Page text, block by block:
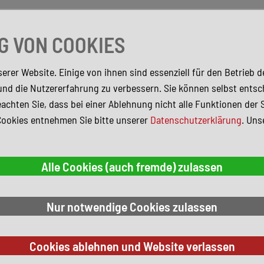
in Höhe von 500€ sichern
VON COOKIES
Website. Einige von ihnen sind essenziell für den Betrieb
die Nutzererfahrung zu verbessern. Sie können selbst
Sie, dass bei einer Ablehnung nicht alle Funktionen der
entnehmen Sie bitte unserer Datenschutzerklärung.